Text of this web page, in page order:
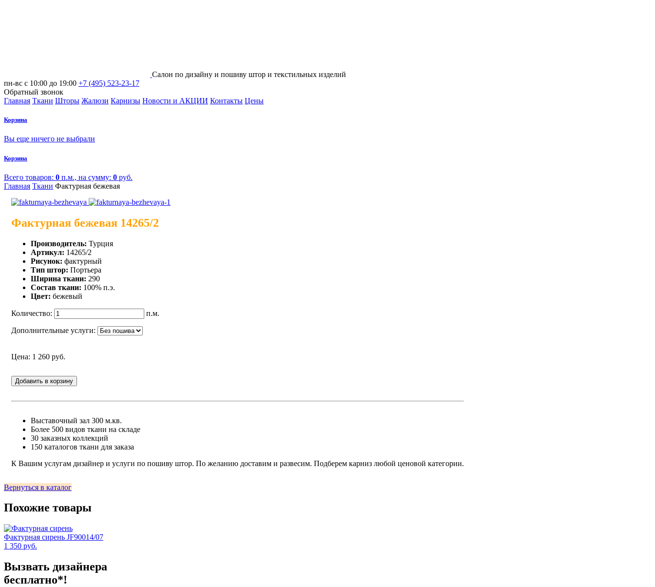
Салон по дизайну и пошиву штор и текстильных изделий
пн-вс с 10:00 до 19:00 +7 (495) 523-23-17
Обратный звонок
Главная Ткани Шторы Жалюзи Карнизы Новости и АКЦИИ Контакты Цены
Корзина
Вы еще ничего не выбрали
Корзина
Всего товаров: 0 п.м., на сумму: 0 руб.
Главная Ткани Фактурная бежевая
Фактурная бежевая 14265/2
Производитель: Турция
Артикул: 14265/2
Рисунок: фактурный
Тип штор: Портьера
Ширина ткани: 290
Состав ткани: 100% п.э.
Цвет: бежевый
Количество: п.м.
Дополнительные услуги:
Цена: 1 260 руб.
Добавить в корзину
Выставочный зал 300 м.кв.
Более 500 видов ткани на складе
30 заказных коллекций
150 каталогов ткани для заказа
К Вашим услугам дизайнер и услуги по пошиву штор. По желанию доставим и развесим. Подберем карниз любой ценовой категории.
Вернуться в каталог
Похожие товары
Фактурная сирень JF90014/07
1 350 руб.
Вызвать дизайнера
бесплатно*!